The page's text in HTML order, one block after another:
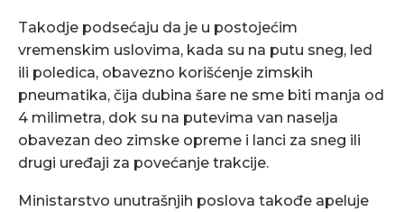
Takodje podsećaju da je u postojećim
vremenskim uslovima, kada su na putu sneg, led
ili poledica, obavezno korišćenje zimskih
pneumatika, čija dubina šare ne sme biti manja od
4 milimetra, dok su na putevima van naselja
obavezan deo zimske opreme i lanci za sneg ili
drugi uređaji za povećanje trakcije.
Ministarstvo unutrašnjih poslova takođe apeluje